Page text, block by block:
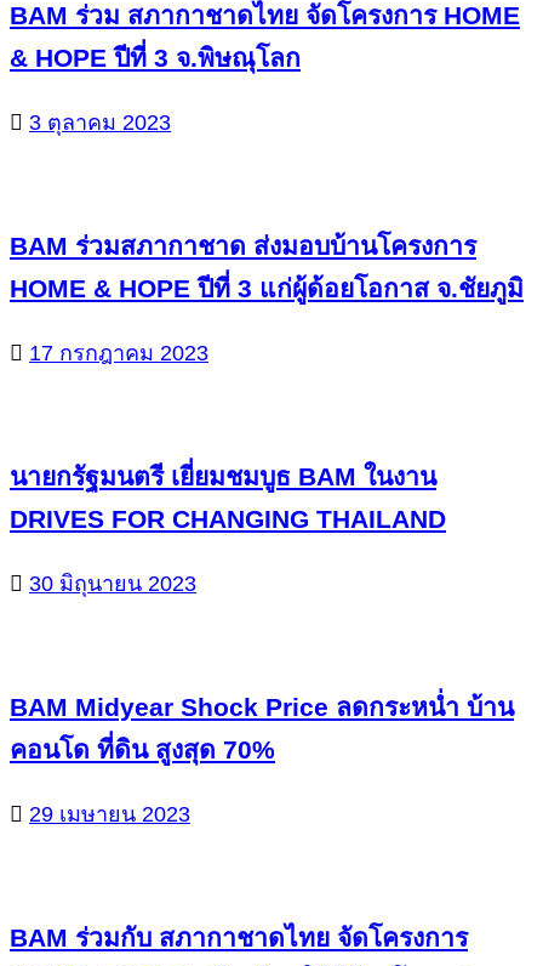
BAM ร่วม สภากาชาดไทย จัดโครงการ HOME
& HOPE ปีที่ 3 จ.พิษณุโลก
3 ตุลาคม 2023
BAM ร่วมสภากาชาด ส่งมอบบ้านโครงการ
HOME & HOPE ปีที่ 3 แก่ผู้ด้อยโอกาส จ.ชัยภูมิ
17 กรกฎาคม 2023
นายกรัฐมนตรี เยี่ยมชมบูธ BAM ในงาน
DRIVES FOR CHANGING THAILAND
30 มิถุนายน 2023
BAM Midyear Shock Price ลดกระหน่ำ บ้าน
คอนโด ที่ดิน สูงสุด 70%
29 เมษายน 2023
BAM ร่วมกับ สภากาชาดไทย จัดโครงการ